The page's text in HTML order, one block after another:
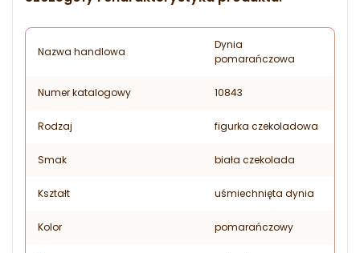
Nazwa handlowa
Dynia
pomarańczowa
Numer katalogowy 10843
Rodzaj figurka czekoladowa
Smak biała czekolada
Kształt uśmiechnięta dynia
Kolor pomarańczowy